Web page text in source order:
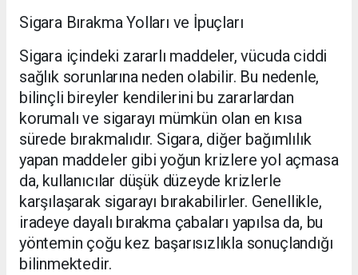
Sigara Bırakma Yolları ve İpuçları
Sigara içindeki zararlı maddeler, vücuda ciddi
sağlık sorunlarına neden olabilir. Bu nedenle,
bilinçli bireyler kendilerini bu zararlardan
korumalı ve sigarayı mümkün olan en kısa
sürede bırakmalıdır. Sigara, diğer bağımlılık
yapan maddeler gibi yoğun krizlere yol açmasa
da, kullanıcılar düşük düzeyde krizlerle
karşılaşarak sigarayı bırakabilirler. Genellikle,
iradeye dayalı bırakma çabaları yapılsa da, bu
yöntemin çoğu kez başarısızlıkla sonuçlandığı
bilinmektedir.